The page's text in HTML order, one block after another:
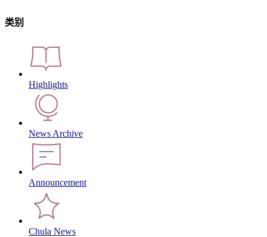
类别
Highlights
News Archive
Announcement
Chula News